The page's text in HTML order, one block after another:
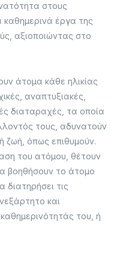
στους
έργα της
αξιοποιώντας στο
άτομα κάθε ηλικίας
αναπτυξιακές,
διαταραχές, τα οποία
τους, αδυνατούν
ζωή, όπως επιθυμούν.
του ατόμου, θέτουν
βοηθήσουν το άτομο
διατηρήσει τις
και
του, ή